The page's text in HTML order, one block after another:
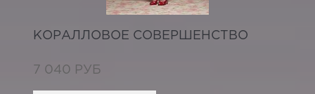
КОРАЛЛОВОЕ СОВЕРШЕНСТВО
7 040 РУБ